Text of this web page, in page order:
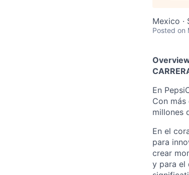
Mexico ·
Posted on
En
Con
millones
En el
para
crear
y para el